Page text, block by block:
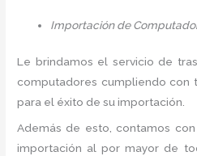
Importación de
Le brindamos el servicio de
computadores cumpliendo con
para el éxito de su importación.
Además de esto, contamos
importación al por mayor de